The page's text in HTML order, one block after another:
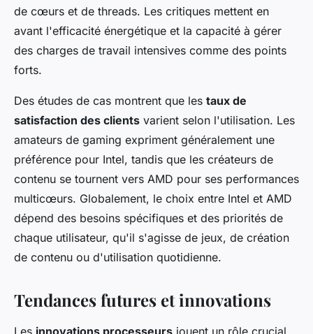
de cœurs et de threads. Les critiques mettent en
avant l'efficacité énergétique et la capacité à gérer
des charges de travail intensives comme des points
forts.
Des études de cas montrent que les taux de
satisfaction des clients varient selon l'utilisation. Les
amateurs de gaming expriment généralement une
préférence pour Intel, tandis que les créateurs de
contenu se tournent vers AMD pour ses performances
multicœurs. Globalement, le choix entre Intel et AMD
dépend des besoins spécifiques et des priorités de
chaque utilisateur, qu'il s'agisse de jeux, de création
de contenu ou d'utilisation quotidienne.
Tendances futures et innovations